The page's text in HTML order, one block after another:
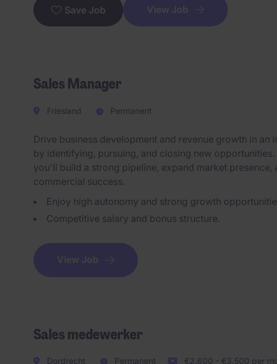
Save Job View Job
Sales Manager
Friesland Permanent
Drive business development and revenue growth in an
by identifying, pursuing, and closing new
you'll build a strong pipeline, expand market presence,
commercial success.
Enjoy high autonomy and strong growth
Competitive salary and bonus structure.
View Job
Sales medewerker
Dordrecht Permanent €2.600 - €3.500 per